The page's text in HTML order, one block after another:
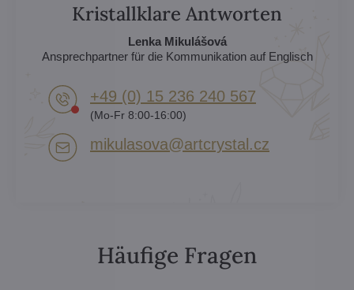
Kristallklare Antworten
Lenka Mikulášová
Ansprechpartner für die Kommunikation auf Englisch
+49 (0) 15 236 240 567
(Mo-Fr 8:00-16:00)
mikulasova​@artcrystal​.cz
Häufige Fragen